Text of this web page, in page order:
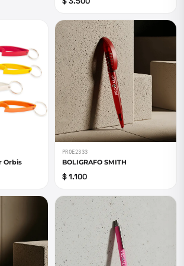
Orbis
PROE2333
BOLIGRAFO SMITH
$ 1.100